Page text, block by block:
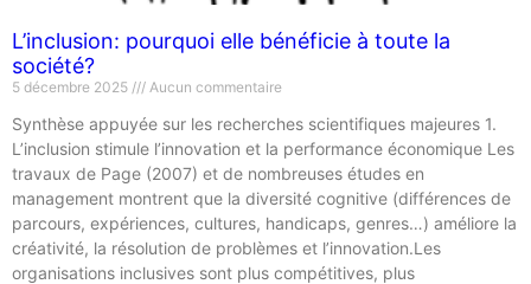
L’inclusion: pourquoi elle bénéficie à toute la
société?
5 décembre 2025 Aucun commentaire
Synthèse appuyée sur les recherches scientifiques majeures 1.
L’inclusion stimule l’innovation et la performance économique Les
travaux de Page (2007) et de nombreuses études en
management montrent que la diversité cognitive (différences de
parcours, expériences, cultures, handicaps, genres…) améliore la
créativité, la résolution de problèmes et l’innovation.Les
organisations inclusives sont plus compétitives, plus